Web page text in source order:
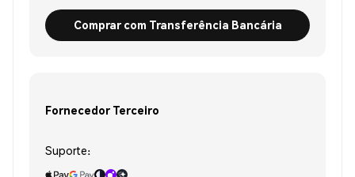
Comprar com Transferência Bancária
Fornecedor Terceiro
Suporte: